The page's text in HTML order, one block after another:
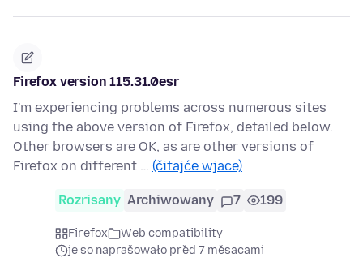
Firefox version 115.31.0esr
I'm experiencing problems across numerous sites
using the above version of Firefox, detailed below.
Other browsers are OK, as are other versions of
Firefox on different … (čitajće wjace)
Rozrisany Archiwowany 7 199
Firefox
Web compatibility
je so naprašowało před 7 měsacami